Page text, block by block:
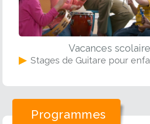
Vacances
▶ Stages de Guitare pour
Programmes